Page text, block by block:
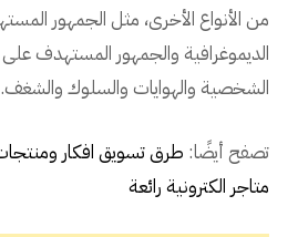
من الأنواع الأخرى، مثل الجمهور
الديموغرافية والجمهور المستهدف
الشخصية والهوايات والسلوك والشغف.
تصفح أيضًا: طرق تسويق افكار
متاجر الكترونية رائعة